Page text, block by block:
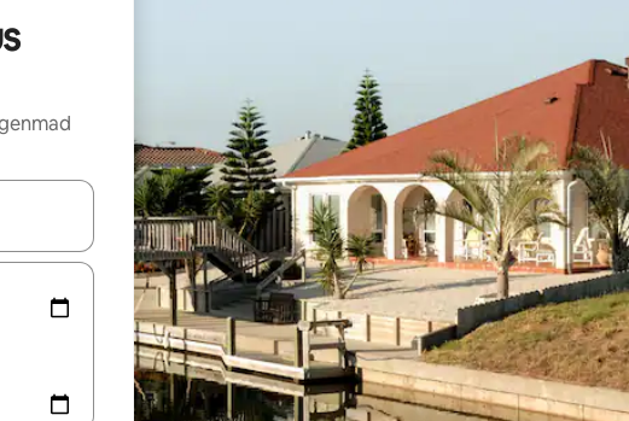
med piletasterne op og ned eller se mere ved at trykke eller stryge.